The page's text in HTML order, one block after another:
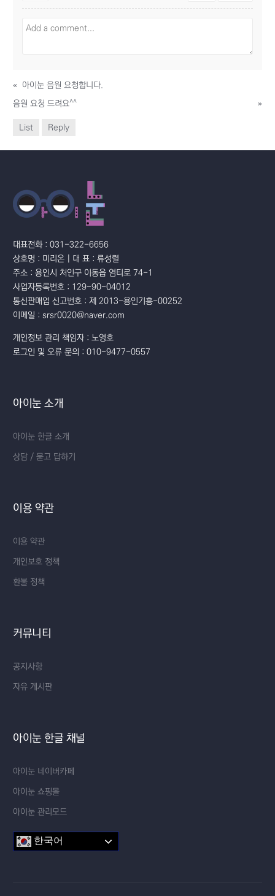
« 아이눈 음원 요청합니다.
음원 요청 드려요^^
»
List Reply
대표전화 : 031-322-6656
상호명 : 미리온 | 대 표 : 류성렬
주소 : 용인시 처인구 이동읍 염티로 74-1
사업자등록번호 : 129-90-04012
통신판매업 신고번호 : 제 2013-용인기흥-00252
이메일 : srsr0020@naver.com
개인정보 관리 책임자 : 노영호
로그인 및 오류 문의 : 010-9477-0557
아이눈 소개
아이눈 한글 소개
상담 / 묻고 답하기
이용 약관
이용 약관
개인보호 정책
환불 정책
커뮤니티
공지사항
자유 게시판
아이눈 한글 채널
아이눈 네이버카페
아이눈 쇼핑몰
아이눈 관리모드
한국어